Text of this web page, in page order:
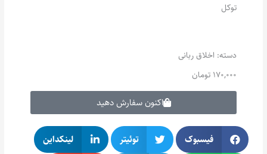
توکل
دسته: اخلاق ربانی
170,000 تومان
اکنون سفارش دهید
فیسبوک توئیتر
لینکداین